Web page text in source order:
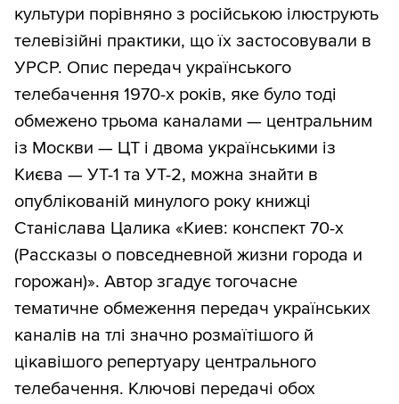
культури порівняно з російською ілюструють
телевізійні практики, що їх застосовували в
УРСР. Опис передач українського
телебачення 1970-х років, яке було тоді
обмежено трьома каналами — центральним
із Москви — ЦТ і двома українськими із
Києва — УТ-1 та УТ-2, можна знайти в
опублікованій минулого року книжці
Станіслава Цалика «Киев: конспект 70-х
(Рассказы о повседневной жизни города и
горожан)». Автор згадує тогочасне
тематичне обмеження передач українських
каналів на тлі значно розмаїтішого й
цікавішого репертуару центрального
телебачення. Ключові передачі обох